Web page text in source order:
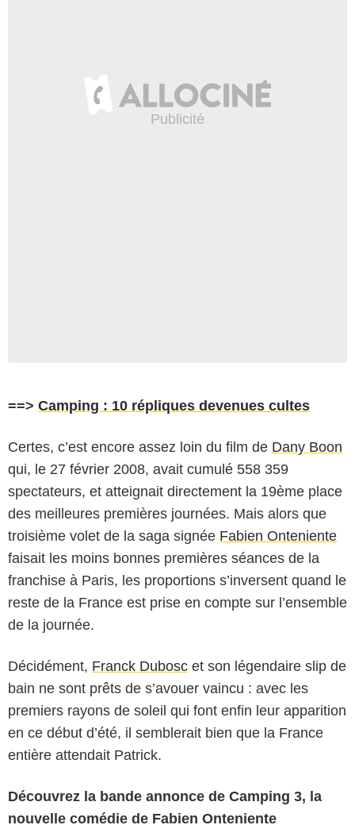
==> Camping : 10 répliques devenues cultes
Certes, c’est encore assez loin du film de Dany Boon
qui, le 27 février 2008, avait cumulé 558 359
spectateurs, et atteignait directement la 19ème place
des meilleures premières journées. Mais alors que
troisième volet de la saga signée Fabien Onteniente
faisait les moins bonnes premières séances de la
franchise à Paris, les proportions s’inversent quand le
reste de la France est prise en compte sur l’ensemble
de la journée.
Décidément, Franck Dubosc et son légendaire slip de
bain ne sont prêts de s’avouer vaincu : avec les
premiers rayons de soleil qui font enfin leur apparition
en ce début d’été, il semblerait bien que la France
entière attendait Patrick.
Découvrez la bande annonce de Camping 3, la
nouvelle comédie de Fabien Onteniente